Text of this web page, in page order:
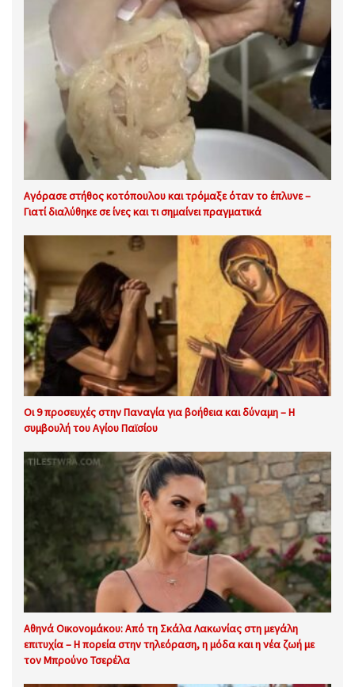
Αγόρασε στήθος κοτόπουλου και τρόμαξε όταν το έπλυνε –
Γιατί διαλύθηκε σε ίνες και τι σημαίνει πραγματικά
Οι 9 προσευχές στην Παναγία για βοήθεια και δύναμη – Η
συμβουλή του Αγίου Παϊσίου
Αθηνά Οικονομάκου: Από τη Σκάλα Λακωνίας στη μεγάλη
επιτυχία – Η πορεία στην τηλεόραση, η μόδα και η νέα ζωή με
τον Μπρούνο Τσερέλα